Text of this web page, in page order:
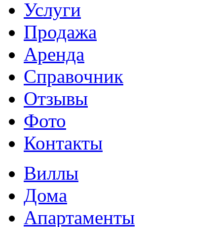
Услуги
Продажа
Аренда
Справочник
Отзывы
Фото
Контакты
Виллы
Дома
Апартаменты